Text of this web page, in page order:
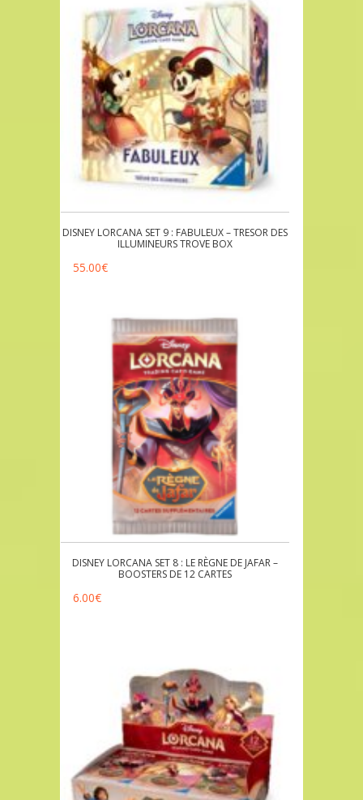
DISNEY LORCANA SET 9 : FABULEUX – TRESOR DES
ILLUMINEURS TROVE BOX
55.00€
DISNEY LORCANA SET 8 : LE RÈGNE DE JAFAR –
BOOSTERS DE 12 CARTES
6.00€